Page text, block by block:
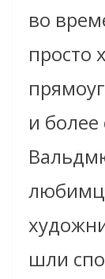
во
просто
и более
шли